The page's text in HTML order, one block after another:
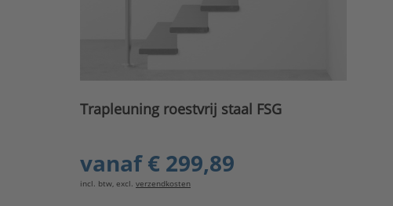
Trapleuning roestvrij staal FSG
vanaf€ 299,89
incl. btw, excl. verzendkosten